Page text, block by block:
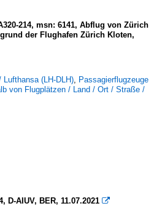
214, msn: 6141, Abflug von Zürich
der Flughafen Zürich Kloten,
(LH-DLH), Passagierflugzeuge
von Flugplätzen / Land / Ort / Straße /
D-AIUV, BER, 11.07.2021 